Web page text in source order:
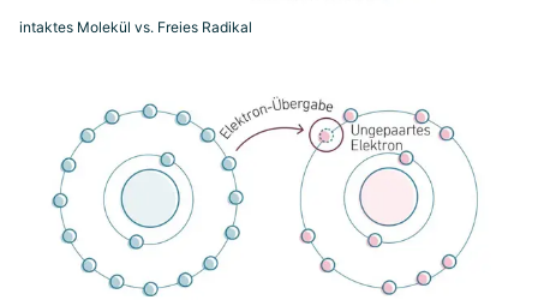
intaktes Molekül vs. Freies Radikal